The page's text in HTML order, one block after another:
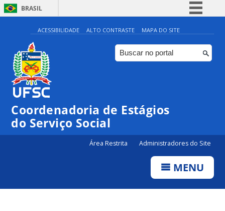
BRASIL
Simplifique!
Comunica BR
Participe
Canais
ACESSIBILIDADE ALTO CONTRASTE MAPA DO SITE
Coordenadoria de Estágios
do Serviço Social
Área Restrita Administradores do Site
MENU